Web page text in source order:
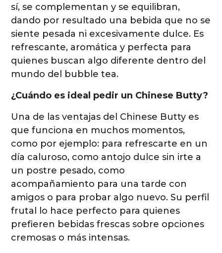
sí, se complementan y se equilibran,
dando por resultado una bebida que no se
siente pesada ni excesivamente dulce. Es
refrescante, aromática y perfecta para
quienes buscan algo diferente dentro del
mundo del bubble tea.
¿Cuándo es ideal pedir un Chinese Butty?
Una de las ventajas del Chinese Butty es
que funciona en muchos momentos,
como por ejemplo: para refrescarte en un
día caluroso, como antojo dulce sin irte a
un postre pesado, como
acompañamiento para una tarde con
amigos o para probar algo nuevo. Su perfil
frutal lo hace perfecto para quienes
prefieren bebidas frescas sobre opciones
cremosas o más intensas.